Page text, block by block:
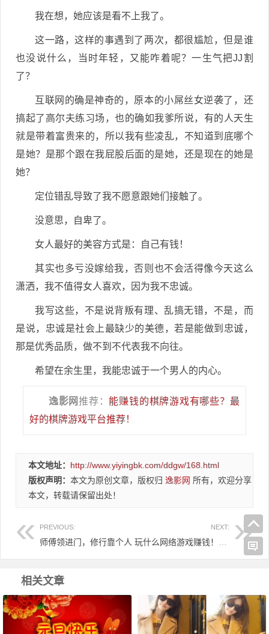
我在想，她应该是看不上我了。
这一路，这样的事遇到了两次，都很尴尬，但是谁
也没说什么，当时年轻，又能咋着呢？一生气把JJ割
了？
互联网的确是神奇的，原本的小屌丝女逆袭了，还
搞起了高尔夫练习场，也的确如我爹所说，有的人天生
就是带着富贵来的，所以我有些凌乱，不知道到底哪个
是她？是那个跟在我屁股后面的是她，还是现在的她是
她？
定位错乱导致了我不愿意跟她们接触了。
没意思，自卑了。
女人最好的美容方式是：自己有钱！
其实也多亏没嫁给我，否则也不会活得像今天这么
潇洒，我不值得女人喜欢，因为我不忠诚。
我写这些，不是说背叛有理、乱搞无错，不是，而
是说，忠诚是社会上最缺少的美德，若是能做到忠诚，
那是优秀品质，做不到不代表我不向往。
希望在余生里，我能忠诚于一个男人的内心。
逸影网推荐： 能赚钱的棋牌游戏有哪些？最
好的棋牌游戏平台推荐！
本文地址： http://www.yiyingbk.com/ddgw/168.html
版权声明： 本文为原创文章，版权归 逸影网 所有，欢迎分享
本文，转载请保留出处！
PREVIOUS:
师傅领进门，修行靠个人
NEXT:
相关文章